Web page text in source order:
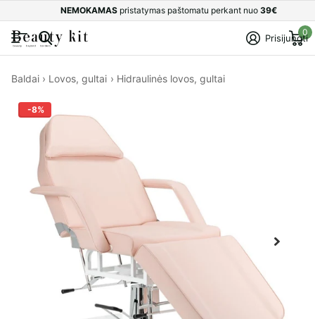
NEMOKAMAS pristatymas paštomatu perkant nuo 39€
Prisijungti
0
Baldai › Lovos, gultai › Hidraulinės lovos, gultai
-8%